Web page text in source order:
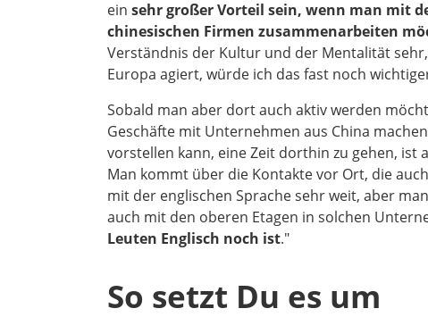
ein sehr großer Vorteil sein, wenn man mit
chinesischen Firmen zusammenarbeiten
Verständnis der Kultur und der Mentalität
Europa agiert, würde ich das fast noch
Sobald man aber dort auch aktiv werden
Geschäfte mit Unternehmen aus China
vorstellen kann, eine Zeit dorthin zu gehen, ist
Man kommt über die Kontakte vor Ort, die
mit der englischen Sprache sehr weit, aber
auch mit den oberen Etagen in solchen
Leuten Englisch noch ist."
So setzt Du es um